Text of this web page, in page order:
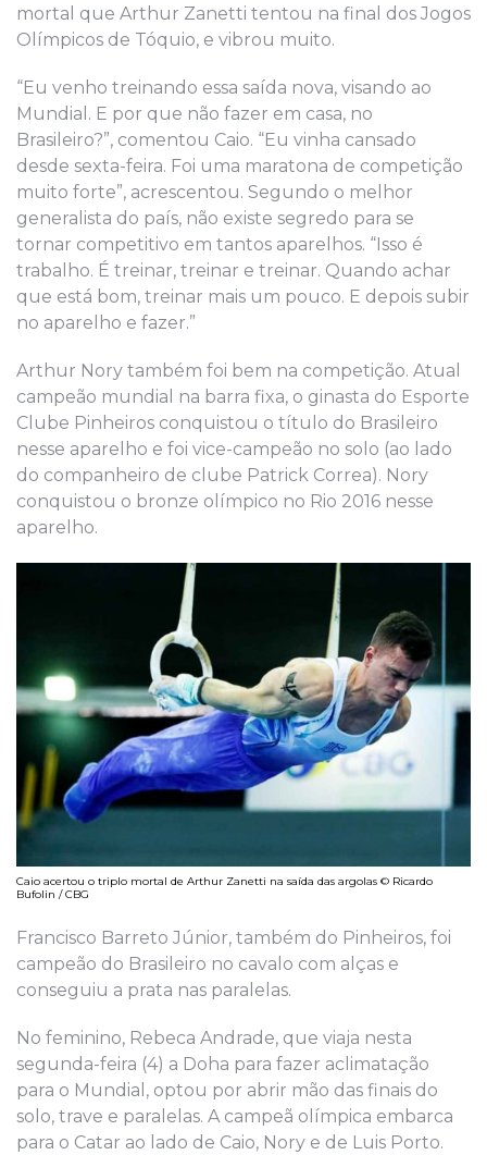
mortal que Arthur Zanetti tentou na final dos Jogos
Olímpicos de Tóquio, e vibrou muito.
“Eu venho treinando essa saída nova, visando ao
Mundial. E por que não fazer em casa, no
Brasileiro?”, comentou Caio. “Eu vinha cansado
desde sexta-feira. Foi uma maratona de competição
muito forte”, acrescentou. Segundo o melhor
generalista do país, não existe segredo para se
tornar competitivo em tantos aparelhos. “Isso é
trabalho. É treinar, treinar e treinar. Quando achar
que está bom, treinar mais um pouco. E depois subir
no aparelho e fazer.”
Arthur Nory também foi bem na competição. Atual
campeão mundial na barra fixa, o ginasta do Esporte
Clube Pinheiros conquistou o título do Brasileiro
nesse aparelho e foi vice-campeão no solo (ao lado
do companheiro de clube Patrick Correa). Nory
conquistou o bronze olímpico no Rio 2016 nesse
aparelho.
Caio acertou o triplo mortal de Arthur Zanetti na saída das argolas © Ricardo
Bufolin / CBG
Francisco Barreto Júnior, também do Pinheiros, foi
campeão do Brasileiro no cavalo com alças e
conseguiu a prata nas paralelas.
No feminino, Rebeca Andrade, que viaja nesta
segunda-feira (4) a Doha para fazer aclimatação
para o Mundial, optou por abrir mão das finais do
solo, trave e paralelas. A campeã olímpica embarca
para o Catar ao lado de Caio, Nory e de Luis Porto.